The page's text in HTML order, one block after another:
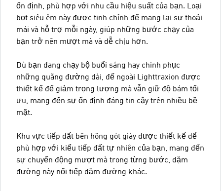
ổn định, phù hợp với nhu cầu hiệu suất của bạn. Loại
bọt siêu êm này được tinh chỉnh để mang lại sự thoải
mái và hỗ trợ mỗi ngày, giúp những bước chạy của
bạn trở nên mượt mà và dễ chịu hơn.
Dù bạn đang chạy bộ buổi sáng hay chinh phục
những quãng đường dài, đế ngoài Lighttraxion được
thiết kế để giảm trọng lượng mà vẫn giữ độ bám tối
ưu, mang đến sự ổn định đáng tin cậy trên nhiều bề
mặt.
Khu vực tiếp đất bên hông gót giày được thiết kế để
phù hợp với kiểu tiếp đất tự nhiên của bạn, mang đến
sự chuyển động mượt mà trong từng bước, dặm
đường này nối tiếp dặm đường khác.